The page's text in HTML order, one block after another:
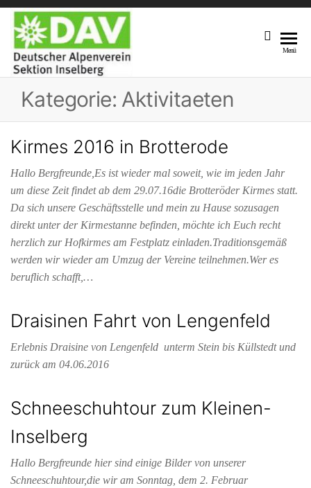
Sektion
Inselberg
Am Fuße
Des 916,5
M Hohen
Menü
Kategorie: Aktivitaeten
Kirmes 2016 in Brotterode
Hallo Bergfreunde,Es ist wieder mal soweit, wie im jeden Jahr
um diese Zeit findet ab dem 29.07.16die Brotteröder Kirmes statt.
Da sich unsere Geschäftsstelle und mein zu Hause sozusagen
direkt unter der Kirmestanne befinden, möchte ich Euch recht
herzlich zur Hofkirmes am Festplatz einladen.Traditionsgemäß
werden wir wieder am Umzug der Vereine teilnehmen.Wer es
beruflich schafft,…
Draisinen Fahrt von Lengenfeld
Erlebnis Draisine von Lengenfeld unterm Stein bis Küllstedt und
zurück am 04.06.2016
Schneeschuhtour zum Kleinen-
Inselberg
Hallo Bergfreunde hier sind einige Bilder von unserer
Schneeschuhtour,die wir am Sonntag, dem 2. Februar